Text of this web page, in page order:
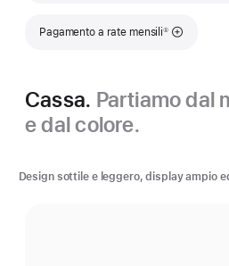
Pagamento a rate mensili
Nota
①
Cassa. Partiamo dal
e dal colore.
Design sottile e leggero, display ampio